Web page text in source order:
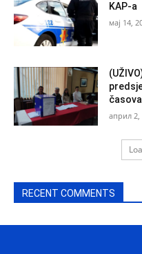
KAP-a
мај 14,
април 2,
RECENT COMMENTS